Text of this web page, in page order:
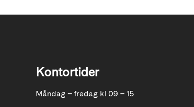
Kontortider
Måndag – fredag kl 09 – 15